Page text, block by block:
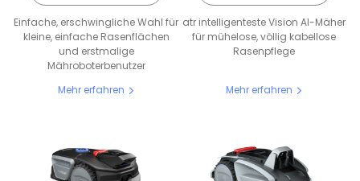
Einfache, erschwingliche Wahl für
kleine, einfache Rasenflächen
und erstmalige
Mähroboterbenutzer
Mehr erfahren
atr intelligenteste Vision AI-Mäher
für mühelose, völlig kabellose
Rasenpflege
Mehr erfahren